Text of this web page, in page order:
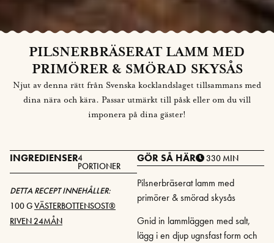
PILSNERBRÄSERAT LAMM MED
PRIMÖRER & SMÖRAD SKYSÅS
Njut av denna rätt från Svenska kocklandslaget tillsammans med
dina nära och kära. Passar utmärkt till påsk eller om du vill
imponera på dina gäster!
INGREDIENSER4
PORTIONER
DETTA RECEPT INNEHÅLLER:
100 GVÄSTERBOTTENSOST®
RIVEN 24MÅN
GÖR SÅ HÄR 330 MIN
Pilsnerbräserat lamm med
primörer & smörad skysås
Gnid in lammläggen med salt,
lägg i en djup ugnsfast form och